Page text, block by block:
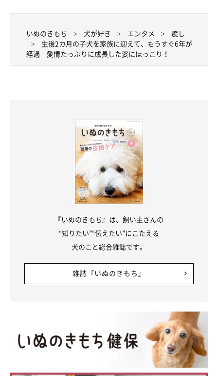
いぬのきもち 犬が好き エンタメ
癒し
生後2カ月の子犬を家族に迎えて、もうすぐ6年が
経過 愛情たっぷりに成長した姿にほっこり！
『いぬのきもち』は、飼い主さんの
“知りたい”“伝えたい”にこたえる
犬のこと総合雑誌です。
雑誌『いぬのきもち』